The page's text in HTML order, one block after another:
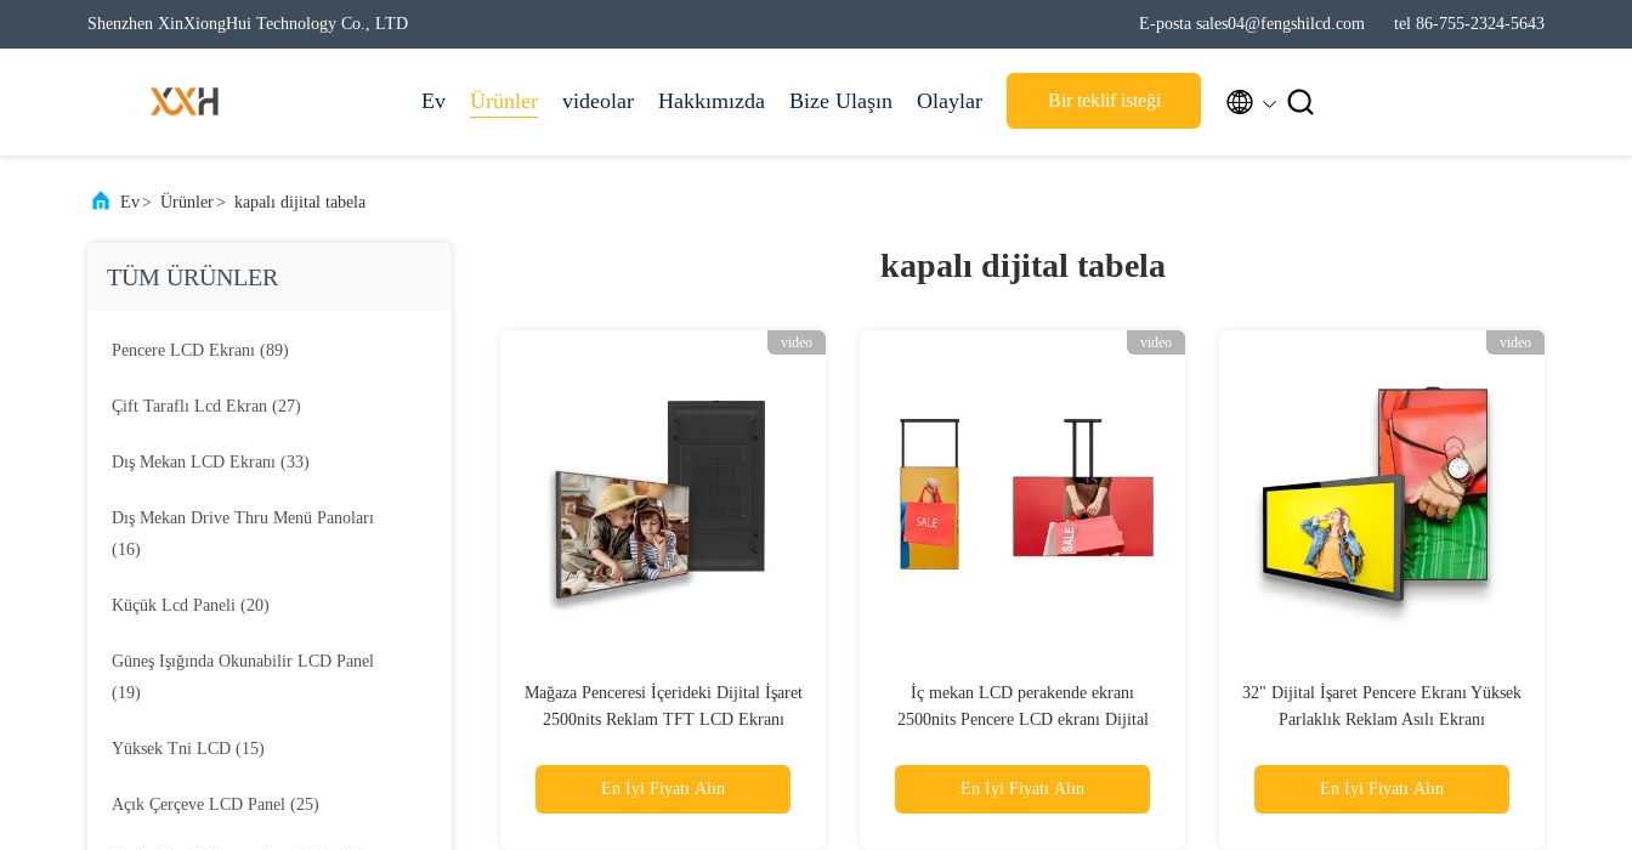
Shenzhen XinXiongHui Technology Co., LTD E-posta sales04@fengshilcd.com tel 86-755-2324-5643
Ev Ürünler videolar Hakkımızda Bize Ulaşın Olaylar Bir teklif isteği  
Ev> Ürünler> kapalı dijital tabela
TÜM ÜRÜNLER
Pencere LCD Ekranı (89)
Çift ​​taraflı Lcd Ekran (27)
Dış Mekan LCD Ekranı (33)
Dış Mekan Drive Thru Menü Panoları
(16)
Küçük Lcd Paneli (20)
Güneş Işığında Okunabilir LCD Panel
(19)
Yüksek Tni LCD (15)
Açık Çerçeve LCD Panel (25)
kapalı dijital tabela
video
Mağaza Penceresi İçerideki Dijital İşaret
2500nits Reklam TFT LCD Ekranı
En İyi Fiyatı Alın
video
İç mekan LCD perakende ekranı
2500nits Pencere LCD ekranı Dijital
En İyi Fiyatı Alın
video
32" Dijital İşaret Pencere Ekranı Yüksek
Parlaklık Reklam Asılı Ekranı
En İyi Fiyatı Alın